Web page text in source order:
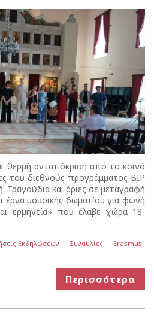
θερμή ανταπόκριση από το κοινό
του διεθνούς προγράμματος BIP
Τραγούδια και άριες σε μεταγραφή
έργα μουσικής δωματίου για φωνή
ερμηνεία» που έλαβε χώρα 18-
Εκδηλώσεων Συναυλίες Erasmus
Περισσότερα